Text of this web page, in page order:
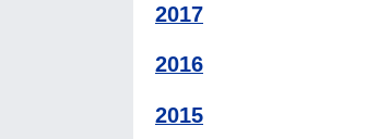
2017
2016
2015